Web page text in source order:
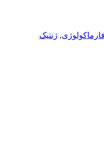
فارماکولوژی, ژنتیک